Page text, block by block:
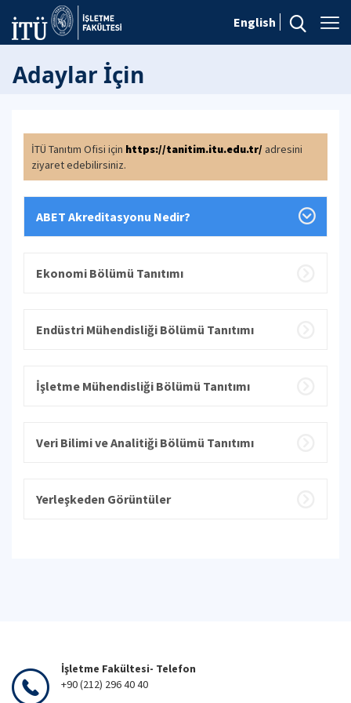
English
Adaylar İçin
İTÜ Tanıtım Ofisi için https://tanitim.itu.edu.tr/ adresini
ziyaret edebilirsiniz.
ABET Akreditasyonu Nedir?
Ekonomi Bölümü Tanıtımı
Endüstri Mühendisliği Bölümü Tanıtımı
İşletme Mühendisliği Bölümü Tanıtımı
Veri Bilimi ve Analitiği Bölümü Tanıtımı
Yerleşkeden Görüntüler
İşletme Fakültesi- Telefon
+90 (212) 296 40 40